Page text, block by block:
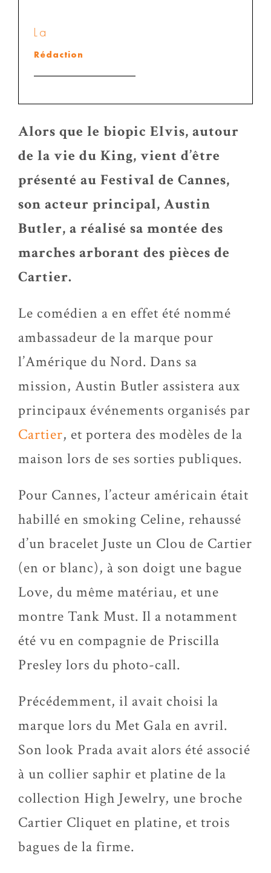
La
Rédaction
Alors que le biopic Elvis, autour
de la vie du King, vient d’être
présenté au Festival de Cannes,
son acteur principal, Austin
Butler, a réalisé sa montée des
marches arborant des pièces de
Cartier.
Le comédien a en effet été nommé
ambassadeur de la marque pour
l’Amérique du Nord. Dans sa
mission, Austin Butler assistera aux
principaux événements organisés par
Cartier, et portera des modèles de la
maison lors de ses sorties publiques.
Pour Cannes, l’acteur américain était
habillé en smoking Celine, rehaussé
d’un bracelet Juste un Clou de Cartier
(en or blanc), à son doigt une bague
Love, du même matériau, et une
montre Tank Must. Il a notamment
été vu en compagnie de Priscilla
Presley lors du photo-call.
Précédemment, il avait choisi la
marque lors du Met Gala en avril.
Son look Prada avait alors été associé
à un collier saphir et platine de la
collection High Jewelry, une broche
Cartier Cliquet en platine, et trois
bagues de la firme.